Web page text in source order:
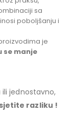
sa
poboljšanju i
je
se manje
jednostavno,
razliku !